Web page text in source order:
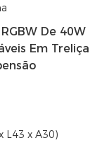
L43 x A30)